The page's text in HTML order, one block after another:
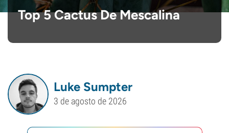
Top 5 Cactus De Mescalina
Luke Sumpter
3 de agosto de 2026